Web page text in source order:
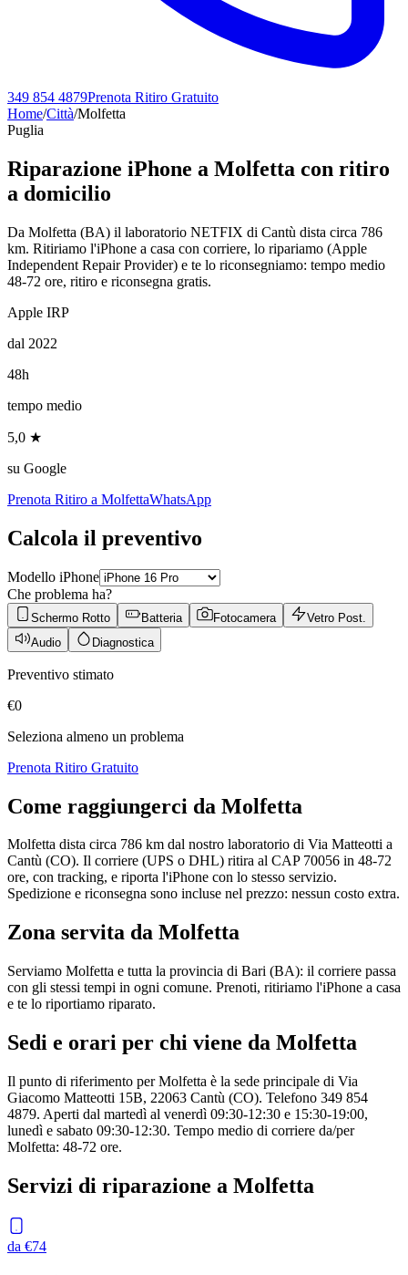
349 854 4879Prenota Ritiro Gratuito
Home/Città/Molfetta
Puglia
Riparazione iPhone a Molfetta con ritiro
a domicilio
Da Molfetta (BA) il laboratorio NETFIX di Cantù dista circa 786
km. Ritiriamo l'iPhone a casa con corriere, lo ripariamo (Apple
Independent Repair Provider) e te lo riconsegniamo: tempo medio
48-72 ore, ritiro e riconsegna gratis.
Apple IRP
dal 2022
48h
tempo medio
5,0 ★
su Google
Prenota Ritiro a MolfettaWhatsApp
Calcola il preventivo
Modello iPhone
Che problema ha?
Schermo Rotto Batteria Fotocamera
Vetro Post.
Audio
Diagnostica
Preventivo stimato
€0
Seleziona almeno un problema
Prenota Ritiro Gratuito
Come raggiungerci da Molfetta
Molfetta dista circa 786 km dal nostro laboratorio di Via Matteotti a
Cantù (CO). Il corriere (UPS o DHL) ritira al CAP 70056 in 48-72
ore, con tracking, e riporta l'iPhone con lo stesso servizio.
Spedizione e riconsegna sono incluse nel prezzo: nessun costo extra.
Zona servita da Molfetta
Serviamo Molfetta e tutta la provincia di Bari (BA): il corriere passa
con gli stessi tempi in ogni comune. Prenoti, ritiriamo l'iPhone a casa
e te lo riportiamo riparato.
Sedi e orari per chi viene da Molfetta
Il punto di riferimento per Molfetta è la sede principale di Via
Giacomo Matteotti 15B, 22063 Cantù (CO). Telefono 349 854
4879. Aperti dal martedì al venerdì 09:30-12:30 e 15:30-19:00,
lunedì e sabato 09:30-12:30. Tempo medio di corriere da/per
Molfetta: 48-72 ore.
Servizi di riparazione a Molfetta
da €74